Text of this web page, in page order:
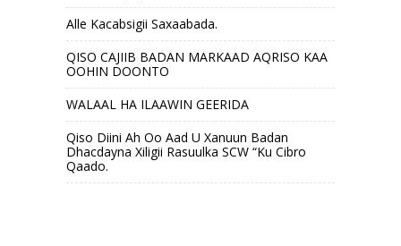
Alle Kacabsigii Saxaabada.
QISO CAJIIB BADAN MARKAAD AQRISO KAA
OOHIN DOONTO
WALAAL HA ILAAWIN GEERIDA
Qiso Diini Ah Oo Aad U Xanuun Badan
Dhacdayna Xiligii Rasuulka SCW “Ku Cibro
Qaado.